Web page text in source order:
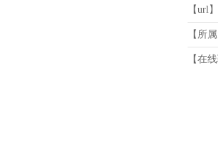
【url】
【所
【在